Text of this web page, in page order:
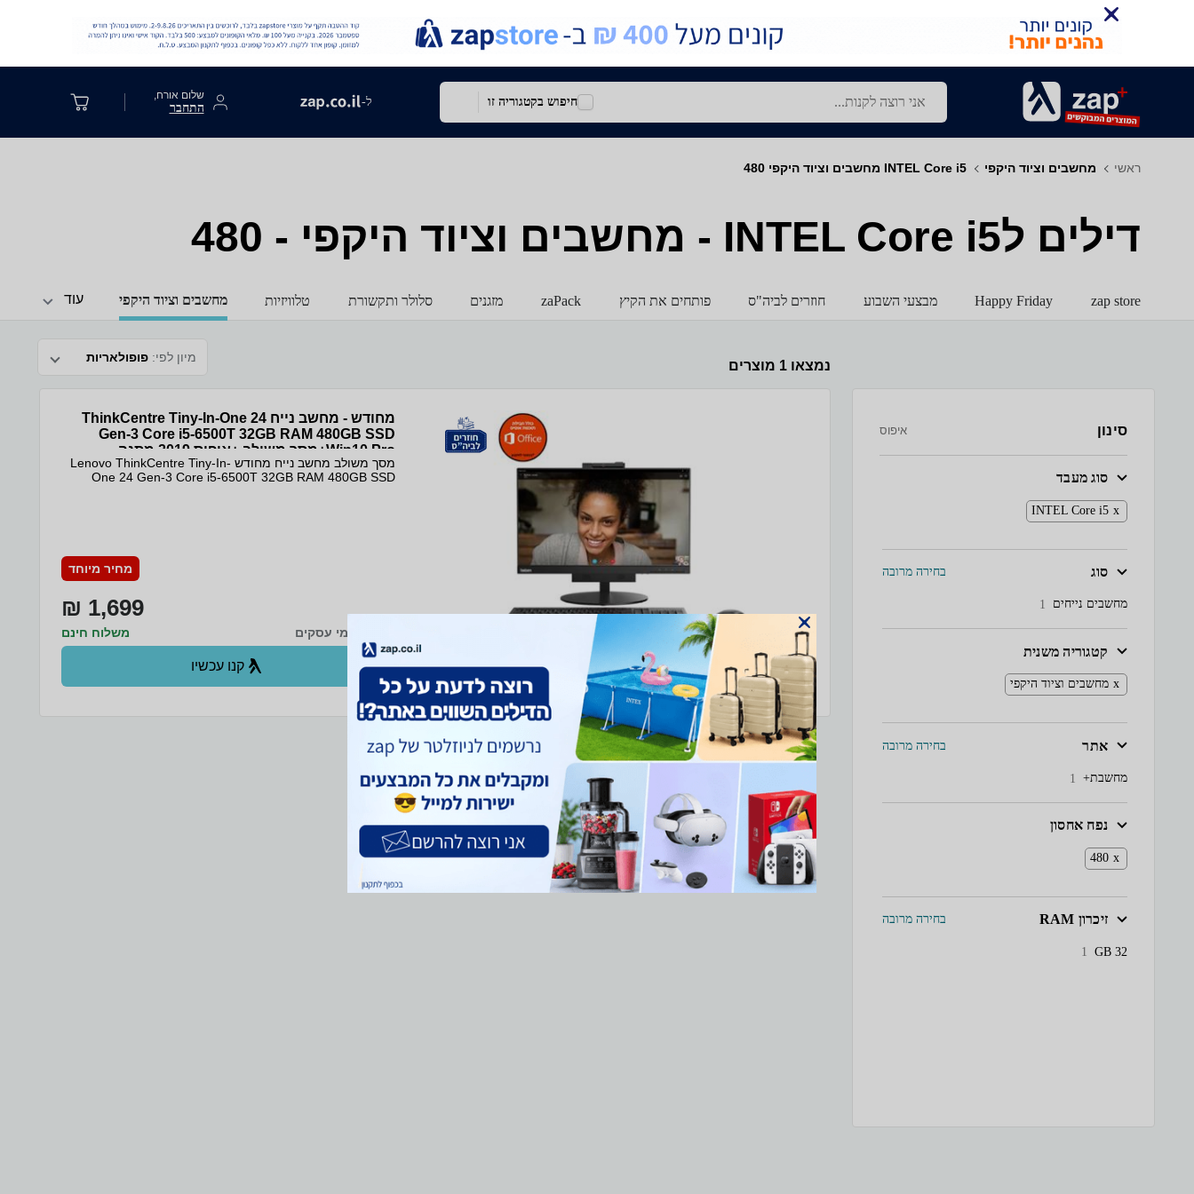
חיפוש בקטגוריה זו ל- שלום אורח,
התחבר
ראשי מחשבים וציוד היקפי INTEL Core i5 מחשבים וציוד היקפי 480
דילים לINTEL Core i5 - מחשבים וציוד היקפי - 480
zap store
Happy Friday מבצעי השבוע חוזרים לביה"ס פותחים את הקיץ zaPack מזגנים סלולר ותקשורת טלוויזיות מחשבים וציוד היקפי עוד
נמצאו 1 מוצרים
מיון לפי: פופולאריות
סינון איפוס
סוג מעבד
INTEL Core i5
סוג בחירה מרובה
מחשבים נייחים 1
קטגוריה משנית
מחשבים וציוד היקפי
אתר בחירה מרובה
מחשבת+ 1
נפח אחסון
480
זיכרון RAM בחירה מרובה
32
GB
1
מחודש - מחשב נייח ThinkCentre Tiny-In-One 24
Gen-3 Core i5-6500T 32GB RAM 480GB SSD
Win10 Pro+מסך משולב +אופיס 2019 מתנה
מסך משולב מחשב נייח מחודש Lenovo ThinkCentre Tiny-In-
One 24 Gen-3 Core i5-6500T 32GB RAM 480GB SSD
מחיר מיוחד
1,699 ₪
משלוח חינם
קנו עכשיו